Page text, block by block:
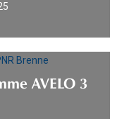
AVELO 3